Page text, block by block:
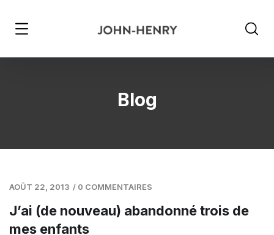
Blog
AOÛT 22, 2013 / 0 COMMENTAIRES
J’ai (de nouveau) abandonné trois de
mes enfants